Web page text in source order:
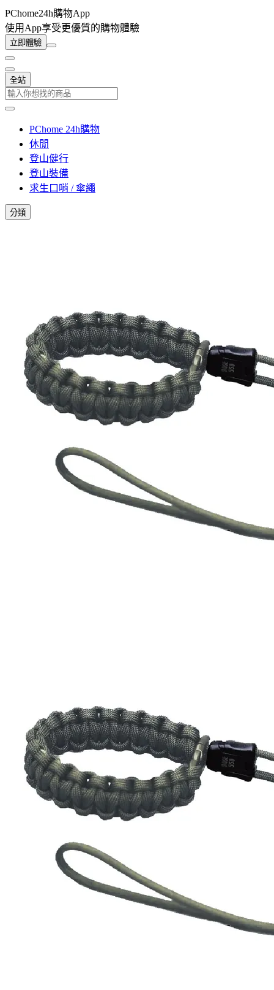
PChome24h購物App
使用App享受更優質的購物體驗
立即體驗
全站
PChome 24h購物
休閒
登山健行
登山裝備
求生口哨 / 傘繩
分類